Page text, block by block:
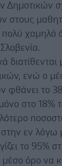
Δημοτικών
στους
χαμηλό
ενώ ο
φθάνει το
μόνο στο
εν λόγω
το 95%
όρο να